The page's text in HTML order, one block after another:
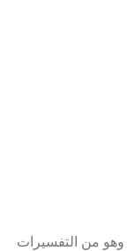
وهو من التفسيرات